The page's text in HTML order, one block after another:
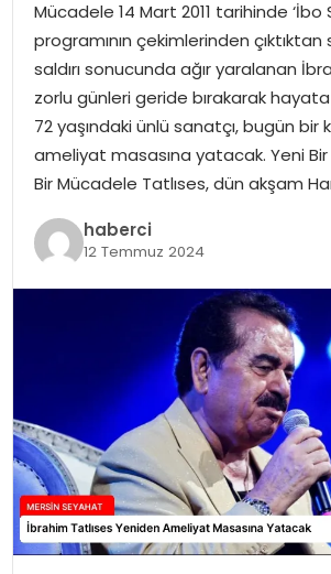
Mücadele 14 Mart 2011 tarihinde ‘İbo
programının çekimlerinden çıktıktan
saldırı sonucunda ağır yaralanan
zorlu günleri geride bırakarak
72 yaşındaki ünlü sanatçı, bugün bir
ameliyat masasına yatacak. Yeni
Bir Mücadele Tatlıses, dün akşam
haberci
12 Temmuz 2024